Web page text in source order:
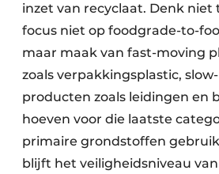
inzet van recyclaat. Denk niet
focus niet op foodgrade-to-
maar maak van fast-moving
zoals verpakkingsplastic,
producten zoals leidingen en
hoeven voor die laatste
primaire grondstoffen
blijft het veiligheidsniveau